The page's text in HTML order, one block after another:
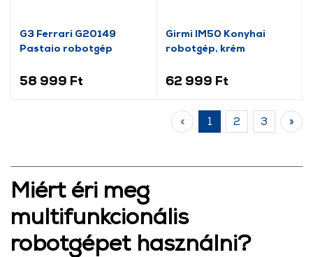
G3 Ferrari G20149
Pastaio robotgép
58 999 Ft
Girmi IM50 Konyhai
robotgép, krém
62 999 Ft
« 1 2 3 »
Miért éri meg
multifunkcionális
robotgépet használni?